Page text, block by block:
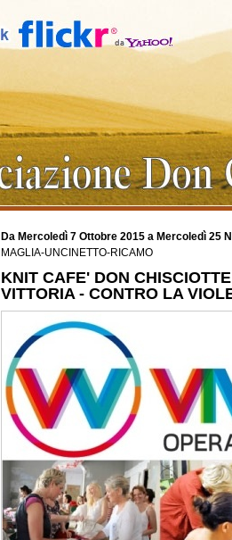
Da Mercoledì 7 Ottobre 2015 a Mercoledì 25
MAGLIA-UNCINETTO-RICAMO
KNIT CAFE' DON
VITTORIA - CONTRO LA